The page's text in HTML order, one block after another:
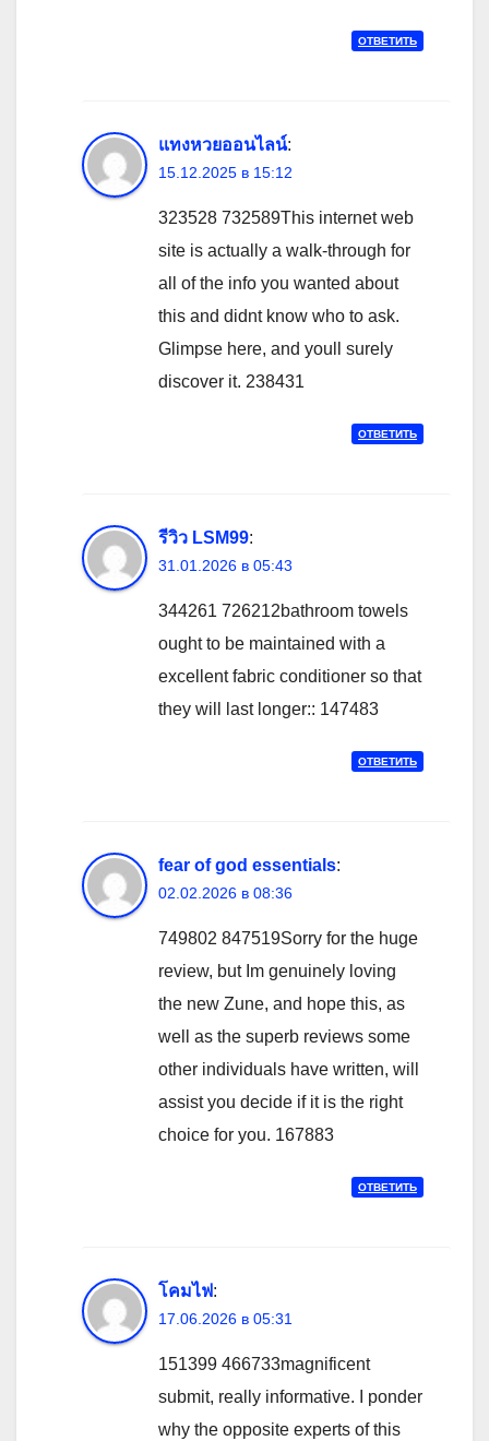
ОТВЕТИТЬ
แทงหวยออนไลน์:
15.12.2025 в 15:12
323528 732589This internet web
site is actually a walk-through for
all of the info you wanted about
this and didnt know who to ask.
Glimpse here, and youll surely
discover it. 238431
ОТВЕТИТЬ
รีวิว LSM99:
31.01.2026 в 05:43
344261 726212bathroom towels
ought to be maintained with a
excellent fabric conditioner so that
they will last longer:: 147483
ОТВЕТИТЬ
fear of god essentials:
02.02.2026 в 08:36
749802 847519Sorry for the huge
review, but Im genuinely loving
the new Zune, and hope this, as
well as the superb reviews some
other individuals have written, will
assist you decide if it is the right
choice for you. 167883
ОТВЕТИТЬ
โคมไฟ:
17.06.2026 в 05:31
151399 466733magnificent
submit, really informative. I ponder
why the opposite experts of this